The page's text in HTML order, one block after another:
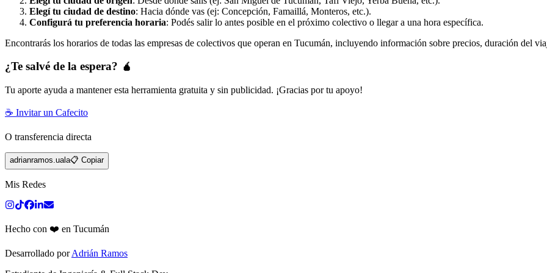
Elegí tu ciudad de destino: Hacia dónde vas (ej: Concepción, Famaillá, Monteros, etc.).
Configurá tu preferencia horaria: Podés salir lo antes posible en el próximo colectivo o llegar a una hora específica.
Encontrarás los horarios de todas las empresas de colectivos que operan en Tucumán, incluyendo información sobre precios, duración del
¿Te salvé de la espera? 🧉
Tu aporte ayuda a mantener esta herramienta gratuita y sin publicidad. ¡Gracias por tu apoyo!
☕ Invitar un Cafecito
O transferencia directa
adrianramos.uala📋 Copiar
Mis Redes
Hecho con ❤️ en Tucumán
Desarrollado porAdrián Ramos